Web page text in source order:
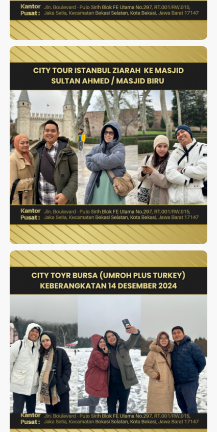
CITY TOUR ISTANBUL ZIARAH
KE MASJID SULTAN AHMED /
MASJID BIRU
CITY TOYR BURSA (UMROH
PLUS TURKEY)
KEBERANGKATAN 14 DESEMBER
2024